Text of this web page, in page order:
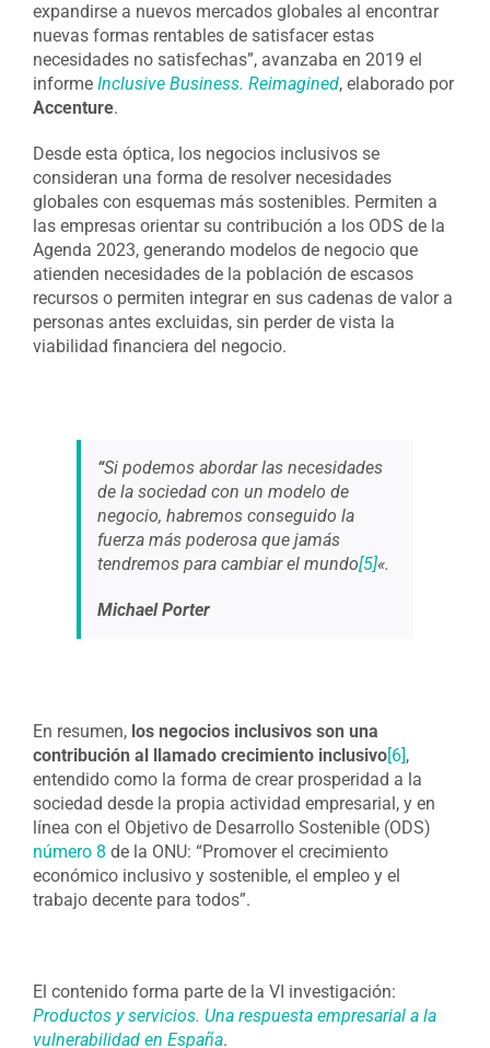
expandirse a nuevos mercados globales al encontrar
nuevas formas rentables de satisfacer estas
necesidades no satisfechas”, avanzaba en 2019 el
informe Inclusive Business. Reimagined, elaborado por
Accenture.
Desde esta óptica, los negocios inclusivos se
consideran una forma de resolver necesidades
globales con esquemas más sostenibles. Permiten a
las empresas orientar su contribución a los ODS de la
Agenda 2023, generando modelos de negocio que
atienden necesidades de la población de escasos
recursos o permiten integrar en sus cadenas de valor a
personas antes excluidas, sin perder de vista la
viabilidad financiera del negocio.
“Si podemos abordar las necesidades
de la sociedad con un modelo de
negocio, habremos conseguido la
fuerza más poderosa que jamás
tendremos para cambiar el mundo[5]«.
Michael Porter
En resumen, los negocios inclusivos son una
contribución al llamado crecimiento inclusivo[6],
entendido como la forma de crear prosperidad a la
sociedad desde la propia actividad empresarial, y en
línea con el Objetivo de Desarrollo Sostenible (ODS)
número 8de la ONU: “Promover el crecimiento
económico inclusivo y sostenible, el empleo y el
trabajo decente para todos”.
El contenido forma parte de la VI investigación:
Productos y servicios. Una respuesta empresarial a la
vulnerabilidad en España.